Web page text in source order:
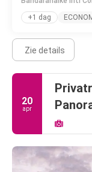
+1 dag
Zie details
20
apr